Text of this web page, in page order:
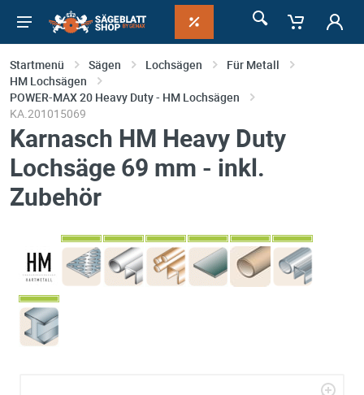
Startmenü Sägen Lochsägen
Für Metall
HM Lochsägen
POWER-MAX 20 Heavy Duty - HM Lochsägen
KA.201015069
Karnasch HM Heavy Duty
Lochsäge 69 mm - inkl.
Zubehör